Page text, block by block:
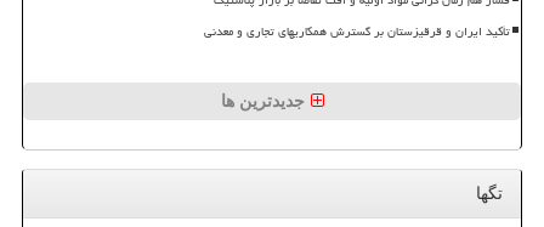
تأکید ایران و قرقیزستان بر گسترش همکاریهای تجاری و معدنی
جدیدترین ها
تگها